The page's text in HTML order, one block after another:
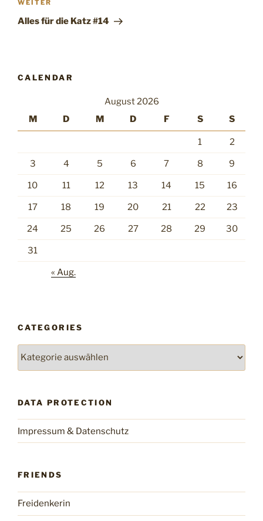
Nächster
Beitrag
WEITER
Alles für die Katz #14
CALENDAR
August 2026
M
D M D F S S
1 2
3 4 5 6 7 8 9
10 11 12 13 14 15 16
17 18 19 20 21 22 23
24 25 26 27 28 29 30
31
« Aug.
CATEGORIES
DATA PROTECTION
Impressum & Datenschutz
FRIENDS
Freidenkerin